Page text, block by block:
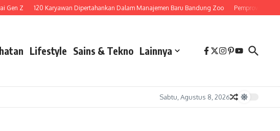
Z 120 Karyawan Dipertahankan Dalam Manajemen Baru Bandung Zoo Pemprov Jawa
Lifestyle Sains & Tekno Lainnya
Sabtu, Agustus 8, 2026